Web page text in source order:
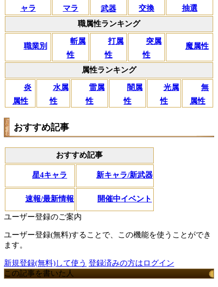
ャラ
マラ
武器
交換
抽選
職属性ランキング
職業別
斬属
性
打属
性
突属
性
魔属性
属性ランキング
炎
属性
水属
性
雷属
性
闇属
性
光属
性
無
属性
おすすめ記事
おすすめ記事
星4キャラ 新キャラ/新武器
速報/最新情報 開催中イベント
ユーザー登録のご案内
ユーザー登録(無料)することで、この機能を使うことができ
ます。
新規登録(無料)して使う 登録済みの方はログイン
この記事を書いた人